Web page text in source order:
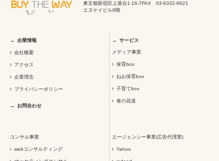
東京都新宿区上落合1-16-7
エヌケイビル9階
FAX 03-6332-6621
企業情報
会社概要
アクセス
企業理念
プライバシーポリシー
お問合わせ
サービス
メディア事業
保育box
ねお保育box
子育てbox
食の花道
コンサル事業
webコンサルティング
エージェンシー事業(広告代理業)
Yahoo